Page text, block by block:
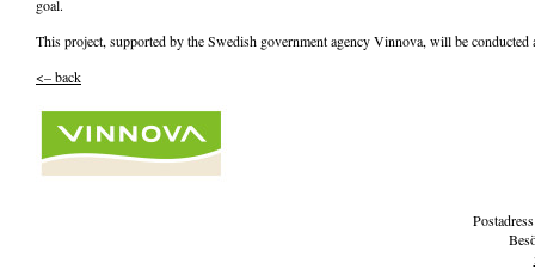
goal.
This project, supported by the Swedish government agency Vinnova, will be
<– back